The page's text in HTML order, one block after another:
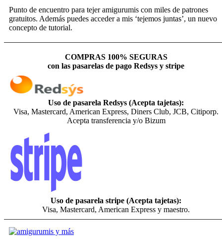
Punto de encuentro para tejer amigurumis con miles de patrones
gratuitos. Además puedes acceder a mis ‘tejemos juntas’, un nuevo
concepto de tutorial.
COMPRAS 100% SEGURAS
con las pasarelas de pago Redsys y stripe
Uso de pasarela Redsys (Acepta tajetas):
Visa, Mastercard, American Express, Diners Club, JCB, Citiporp.
Acepta transferencia y/o Bizum
Uso de pasarela stripe (Acepta tajetas):
Visa, Mastercard, American Express y maestro.